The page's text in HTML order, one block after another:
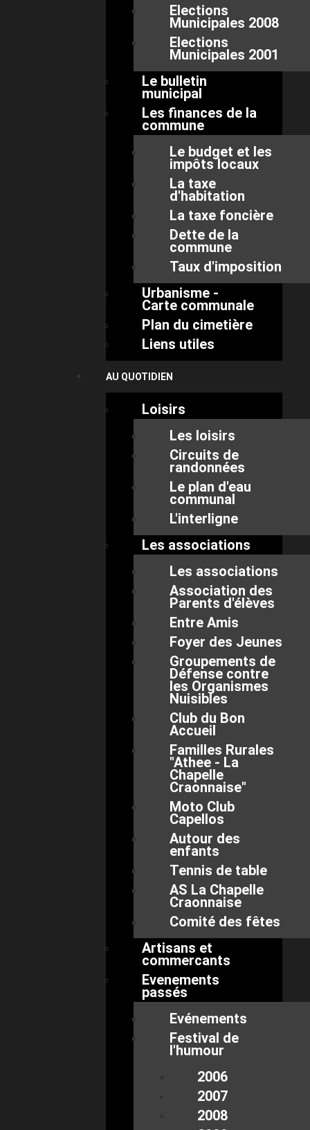
Elections
Municipales 2008
Elections
Municipales 2001
Le bulletin
municipal
Les finances de la
commune
Le budget et les
impôts locaux
La taxe
d'habitation
La taxe foncière
Dette de la
commune
Taux d'imposition
Urbanisme -
Carte communale
Plan du cimetière
Liens utiles
AU QUOTIDIEN
Loisirs
Les loisirs
Circuits de
randonnées
Le plan d'eau
communal
L'interligne
Les associations
Les associations
Association des
Parents d'élèves
Entre Amis
Foyer des Jeunes
Groupements de
Défense contre
les Organismes
Nuisibles
Club du Bon
Accueil
Familles Rurales
"Athee - La
Chapelle
Craonnaise"
Moto Club
Capellos
Autour des
enfants
Tennis de table
AS La Chapelle
Craonnaise
Comité des fêtes
Artisans et
commercants
Evenements
passés
Evénements
Festival de
l'humour
2006
2007
2008